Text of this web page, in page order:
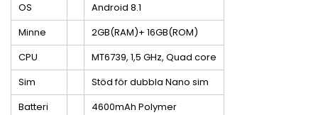
OS
Android 8.1
Minne
2GB(RAM)+ 16GB(ROM)
CPU
MT6739, 1,5 GHz, Quad core
Sim
Stöd för dubbla Nano sim
Batteri
4600mAh Polymer